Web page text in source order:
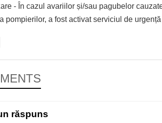
- În cazul avariilor și/sau pagubelor
pompierilor, a fost activat serviciul de
răspuns